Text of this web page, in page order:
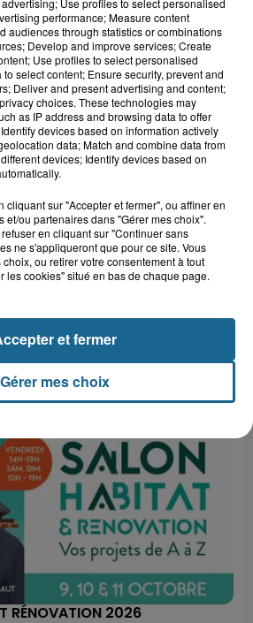
vos entrées pour Dennlys
vos entrées pour le parc
vos entrées pour Plopsaland
RÉNOVATION 2026
performance; Measure content
audiences through statistics or combinations
Develop and improve services; Create
Use profiles to select personalised
select content; Ensure security, prevent and
Deliver and present advertising and content;
choices. These technologies may
as IP address and browsing data to offer
devices based on information actively
data; Match and combine data from
devices; Identify devices based on
cliquant sur "Accepter et fermer", ou affiner en
et/ou partenaires dans "Gérer mes choix".
en cliquant sur "Continuer sans
ne s'appliqueront que pour ce site. Vous
ou retirer votre consentement à tout
les cookies" situé en bas de chaque page.
Gérer mes choix
et fermer